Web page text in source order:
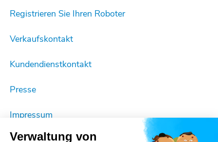
Registrieren Sie Ihren Roboter
Verkaufskontakt
Kundendienstkontakt
Presse
Impressum
Verwaltung von